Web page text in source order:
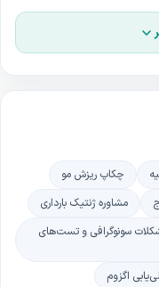
چکاپ ریزش مو
مشاوره ژنتیک بارداری
سونوگرافی و تست‌های
اگزوم